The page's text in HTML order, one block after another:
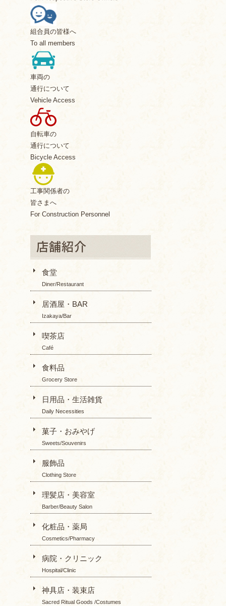
組合員の皆様へ
To all members
車両の
通行について
Vehicle Access
自転車の
通行について
Bicycle Access
工事関係者の
皆さまへ
For Construction Personnel
食堂
Diner/Restaurant
居酒屋・BAR
Izakaya/Bar
喫茶店
Café
食料品
Grocery Store
日用品・生活雑貨
Daily Necessities
菓子・おみやげ
Sweets/Souvenirs
服飾品
Clothing Store
理髪店・美容室
Barber/Beauty Salon
化粧品・薬局
Cosmetics/Pharmacy
病院・クリニック
Hospital/Clinic
神具店・装束店
Sacred Ritual Goods /Costumes